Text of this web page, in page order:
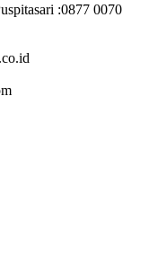
:0877 0070